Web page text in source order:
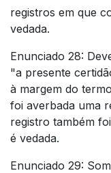
registros em que
vedada.
Enunciado 28:
"a presente
à margem do
foi averbada uma
registro também
é vedada.
Enunciado 29: